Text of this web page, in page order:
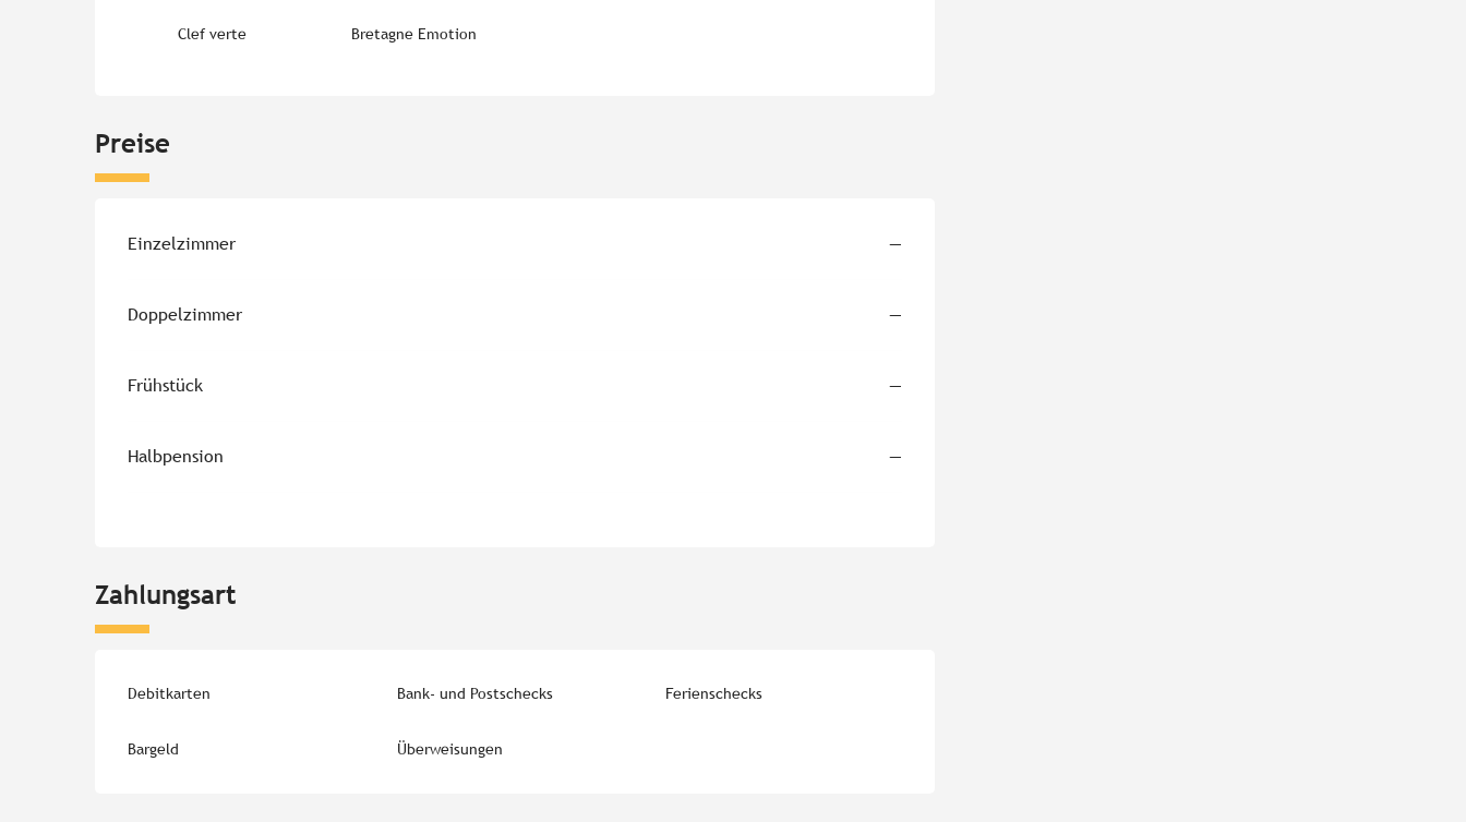
Clef verte Bretagne Emotion
Preise
Preise 2026
Einzelzimmer —
Doppelzimmer —
Frühstück —
Halbpension —
Zahlungsart
Debitkarten Bank- und Postschecks Ferienschecks
Bargeld Überweisungen